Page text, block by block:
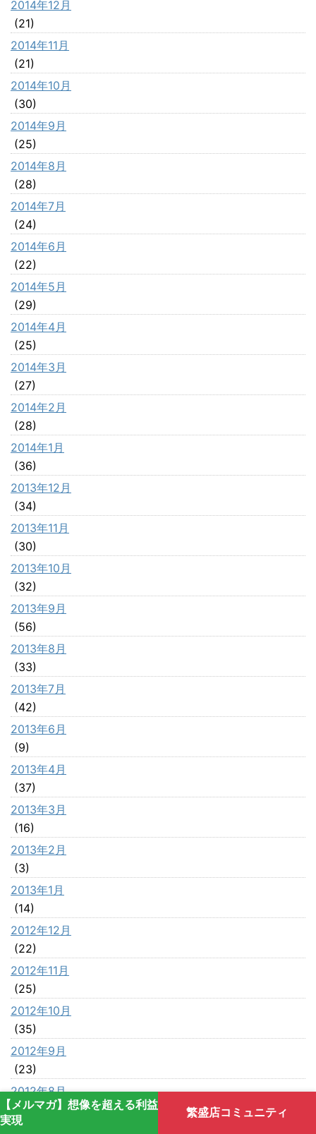
【メルマガ】想像を超える利益
実現
繁盛店コミュニティ
2014年12月
(21)
2014年11月
(21)
2014年10月
(30)
2014年9月
(25)
2014年8月
(28)
2014年7月
(24)
2014年6月
(22)
2014年5月
(29)
2014年4月
(25)
2014年3月
(27)
2014年2月
(28)
2014年1月
(36)
2013年12月
(34)
2013年11月
(30)
2013年10月
(32)
2013年9月
(56)
2013年8月
(33)
2013年7月
(42)
2013年6月
(9)
2013年4月
(37)
2013年3月
(16)
2013年2月
(3)
2013年1月
(14)
2012年12月
(22)
2012年11月
(25)
2012年10月
(35)
2012年9月
(23)
2012年8月
(42)